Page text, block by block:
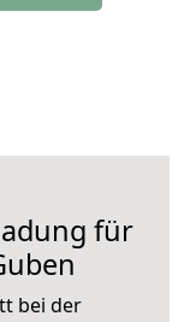
für
bei der